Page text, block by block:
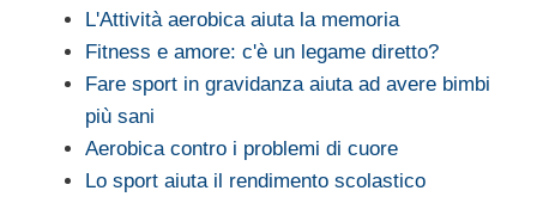
L'Attività aerobica aiuta la memoria
Fitness e amore: c'è un legame diretto?
Fare sport in gravidanza aiuta ad avere bimbi
più sani
Aerobica contro i problemi di cuore
Lo sport aiuta il rendimento scolastico